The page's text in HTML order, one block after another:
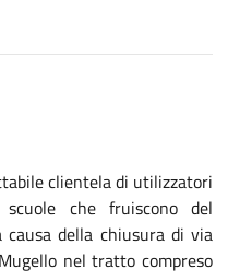
clientela di utilizzatori
che fruiscono del
causa della chiusura di via
nel tratto compreso